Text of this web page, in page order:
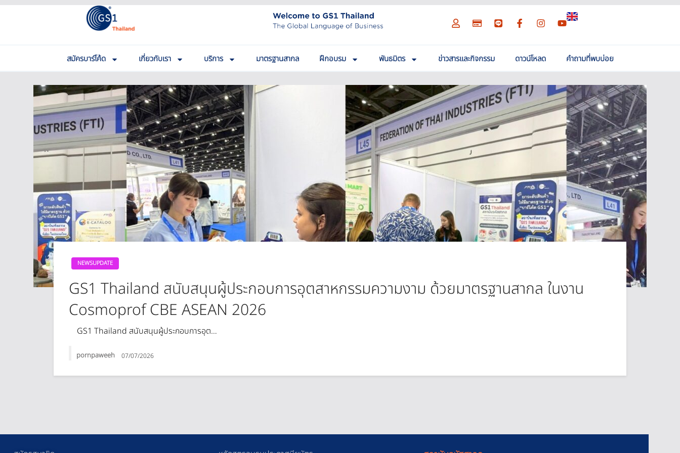
สมัครบาร์โค้ด เกี่ยวกับเรา บริการ มาตรฐานสากล ฝึกอบรม พันธมิตร ข่าวสารและกิจกรรม ดาวน์โหลด คำถามที่พบบ่อย
NEWSUPDATE
GS1 Thailand สนับสนุนผู้ประกอบการอุตสาหกรรมความงาม ด้วยมาตรฐานสากล ในงาน
Cosmoprof CBE ASEAN 2026
GS1 Thailand สนับสนุนผู้ประกอบการอุต…
pornpaweeh 07/07/2026